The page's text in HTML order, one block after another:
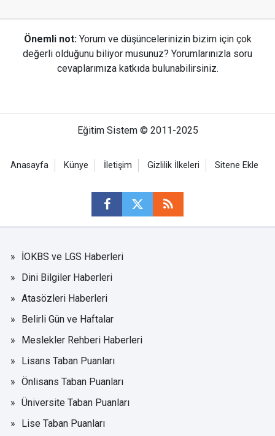
Önemli not: Yorum ve düşüncelerinizin bizim için çok
değerli olduğunu biliyor musunuz? Yorumlarınızla soru
cevaplarımıza katkıda bulunabilirsiniz.
Eğitim Sistem © 2011-2025
Anasayfa Künye İletişim Gizlilik İlkeleri Sitene Ekle
İOKBS ve LGS Haberleri
Dini Bilgiler Haberleri
Atasözleri Haberleri
Belirli Gün ve Haftalar
Meslekler Rehberi Haberleri
Lisans Taban Puanları
Önlisans Taban Puanları
Üniversite Taban Puanları
Lise Taban Puanları